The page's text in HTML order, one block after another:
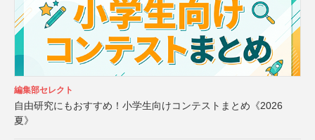
編集部セレクト
自由研究にもおすすめ！小学生向けコンテストまとめ《2026
夏》